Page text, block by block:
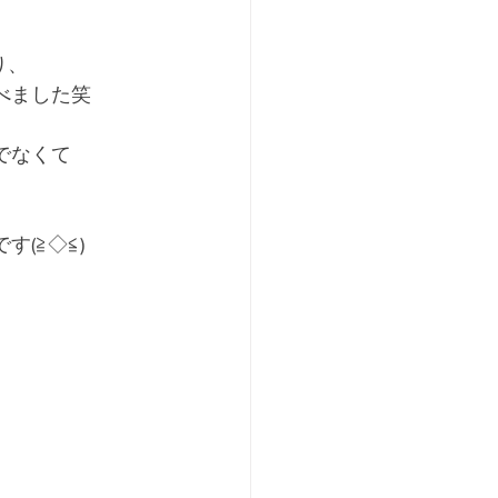
ました笑
なくて
す(≧◇≦)